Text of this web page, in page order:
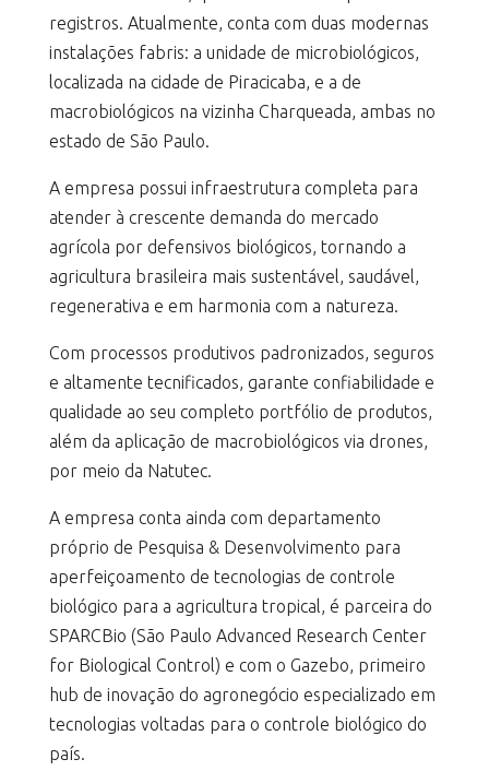
registros. Atualmente, conta com duas modernas
instalações fabris: a unidade de microbiológicos,
localizada na cidade de Piracicaba, e a de
macrobiológicos na vizinha Charqueada, ambas no
estado de São Paulo.
A empresa possui infraestrutura completa para
atender à crescente demanda do mercado
agrícola por defensivos biológicos, tornando a
agricultura brasileira mais sustentável, saudável,
regenerativa e em harmonia com a natureza.
Com processos produtivos padronizados, seguros
e altamente tecnificados, garante confiabilidade e
qualidade ao seu completo portfólio de produtos,
além da aplicação de macrobiológicos via drones,
por meio da Natutec.
A empresa conta ainda com departamento
próprio de Pesquisa & Desenvolvimento para
aperfeiçoamento de tecnologias de controle
biológico para a agricultura tropical, é parceira do
SPARCBio (São Paulo Advanced Research Center
for Biological Control) e com o Gazebo, primeiro
hub de inovação do agronegócio especializado em
tecnologias voltadas para o controle biológico do
país.